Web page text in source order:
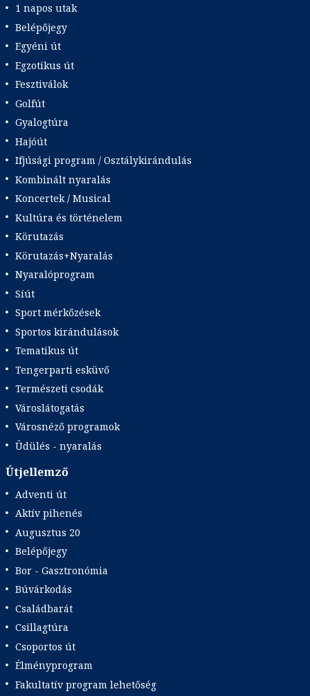
1 napos utak
Belépőjegy
Egyéni út
Egzotikus út
Fesztiválok
Golfút
Gyalogtúra
Hajóút
Ifjúsági program / Osztálykirándulás
Kombinált nyaralás
Koncertek / Musical
Kultúra és történelem
Körutazás
Körutazás+Nyaralás
Nyaralóprogram
Síút
Sport mérkőzések
Sportos kirándulások
Tematikus út
Tengerparti esküvő
Természeti csodák
Városlátogatás
Városnéző programok
Üdülés - nyaralás
Útjellemző
Adventi út
Aktív pihenés
Augusztus 20
Belépőjegy
Bor - Gasztronómia
Búvárkodás
Családbarát
Csillagtúra
Csoportos út
Élményprogram
Fakultatív program lehetőség